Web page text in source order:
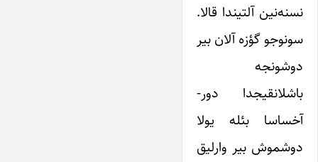
نسنه‌نین آلتیندا قالا.
سونوجو گؤزه آلان بیر
دوشونجه
باشلانقیجدا دور-
آخساسا بئله یولا
دوشموش بیر وارلیق